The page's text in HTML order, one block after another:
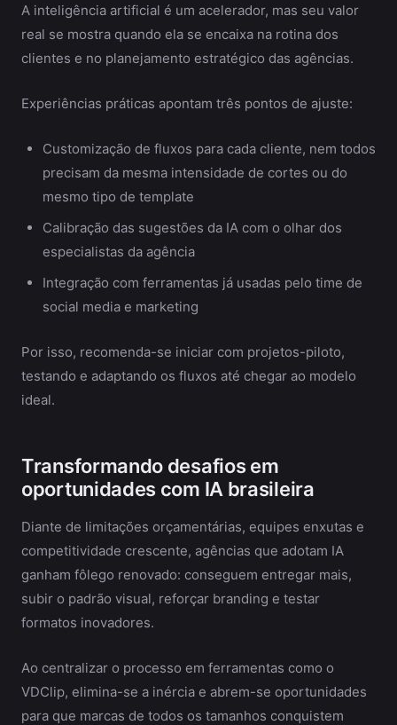
A inteligência artificial é um acelerador, mas seu valor
real se mostra quando ela se encaixa na rotina dos
clientes e no planejamento estratégico das agências.
Experiências práticas apontam três pontos de ajuste:
Customização de fluxos para cada cliente, nem todos
precisam da mesma intensidade de cortes ou do
mesmo tipo de template
Calibração das sugestões da IA com o olhar dos
especialistas da agência
Integração com ferramentas já usadas pelo time de
social media e marketing
Por isso, recomenda-se iniciar com projetos-piloto,
testando e adaptando os fluxos até chegar ao modelo
ideal.
Transformando desafios em
oportunidades com IA brasileira
Diante de limitações orçamentárias, equipes enxutas e
competitividade crescente, agências que adotam IA
ganham fôlego renovado: conseguem entregar mais,
subir o padrão visual, reforçar branding e testar
formatos inovadores.
Ao centralizar o processo em ferramentas como o
VDClip, elimina-se a inércia e abrem-se oportunidades
para que marcas de todos os tamanhos conquistem